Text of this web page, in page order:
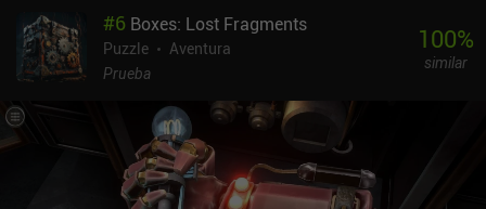
#6 Boxes: Lost Fragments
Puzzle
Aventura
Prueba
100%
similar